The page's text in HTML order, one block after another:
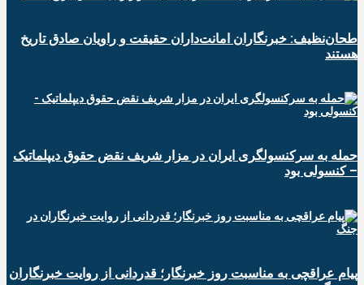
طحان‌نظیف: خبرنگاران امانت‌داران حقیقت و راویان صادق تاریخ‌
هستند
حمله به سرکنسولگری ایران در مزار شریف نقض حقوق دیپلماتیک
– کنسولی بود
پیام عراقچی به مناسبت روز خبرنگار؛ قدردانی از روایت خبرنگاران